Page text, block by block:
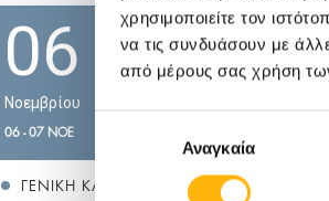
χρησιμοποιείτε τον
να τις συνδυάσουν με
από μέρους σας χρήση
συγκατάθεσηςΑναγκαία
06
Νοεμβρίου
06 - 07 ΝΟΕ
ΓΕΝΙΚΗ ΚΛΙΝΙΚΗ